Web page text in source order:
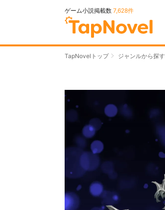
ゲーム小説掲載数 7,628件
TapNovelトップ ジャンルから探す